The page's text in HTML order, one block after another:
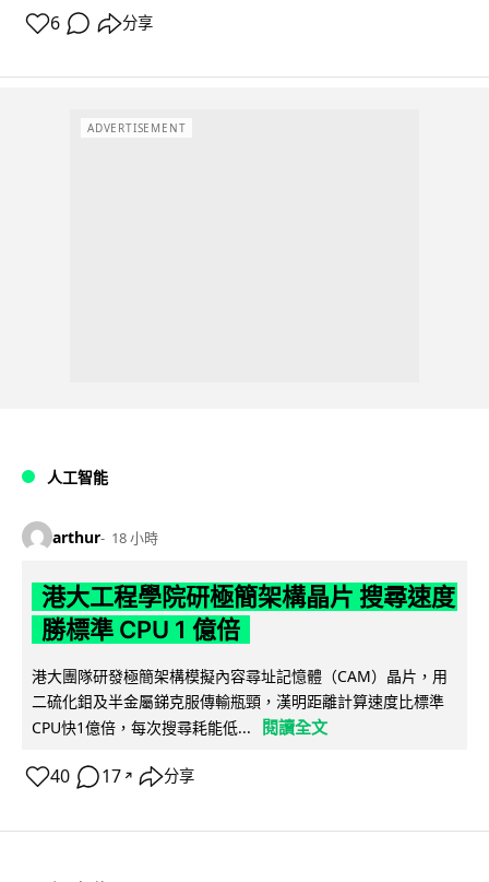
6 分享
ADVERTISEMENT
人工智能
arthur 18 小時
港大工程學院研極簡架構晶片 搜尋速度
勝標準 CPU 1 億倍
港大團隊研發極簡架構模擬內容尋址記憶體（CAM）晶片，用
二硫化鉬及半金屬銻克服傳輸瓶頸，漢明距離計算速度比標準
CPU快1億倍，每次搜尋耗能低...
閱讀全文
40 17 ↗ 分享